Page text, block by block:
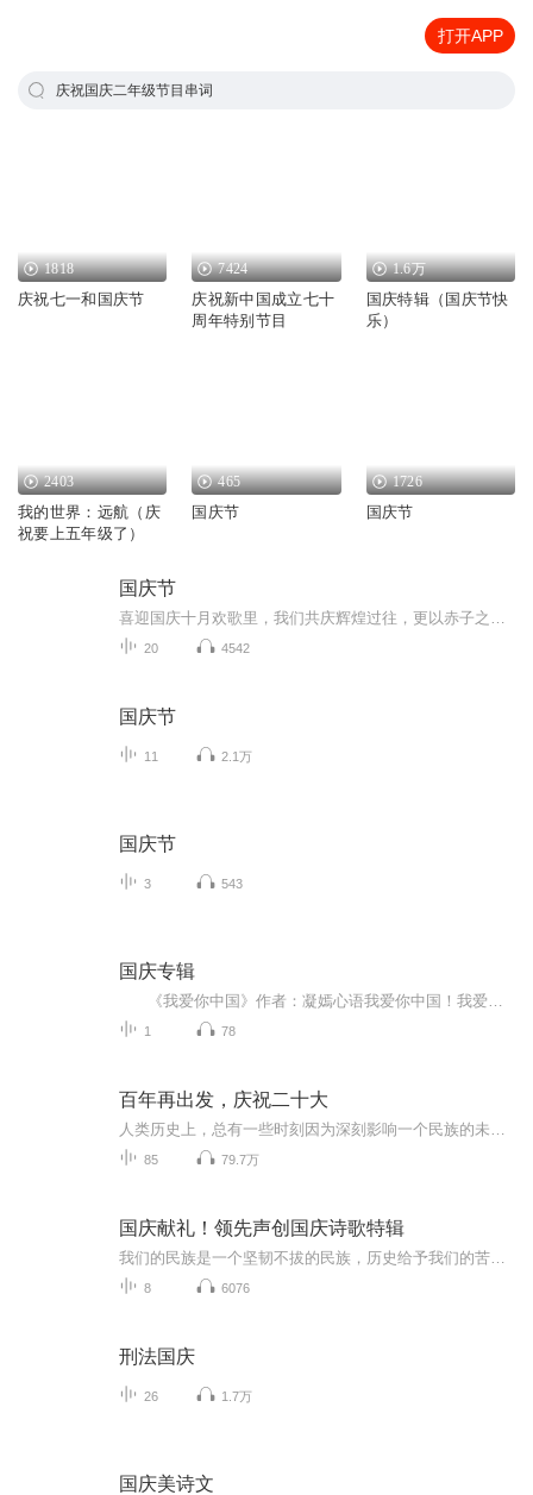
打开APP
庆祝国庆二年级节目串词
1818
庆祝七一和国庆节
7424
庆祝新中国成立七十
周年特别节目
1.6万
国庆特辑（国庆节快
乐）
2403
我的世界：远航（庆
祝要上五年级了）
465
国庆节
1726
国庆节
国庆节
20 4542
国庆节
11 2.1万
国庆节
3 543
国庆专辑
1 78
百年再出发，庆祝二十大
85 79.7万
国庆献礼！领先声创国庆诗歌特辑
8 6076
刑法国庆
26 1.7万
国庆美诗文